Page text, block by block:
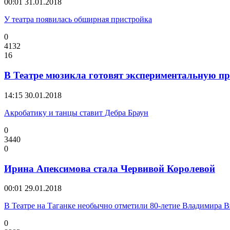
00:01 31.01.2018
У театра появилась обширная пристройка
0
4132
16
В Театре мюзикла готовят экспериментальную
14:15 30.01.2018
Акробатику и танцы ставит Дебра Браун
0
3440
0
Ирина Апексимова стала Червивой Королевой
00:01 29.01.2018
В Театре на Таганке необычно отметили 80-летие Владимира
0